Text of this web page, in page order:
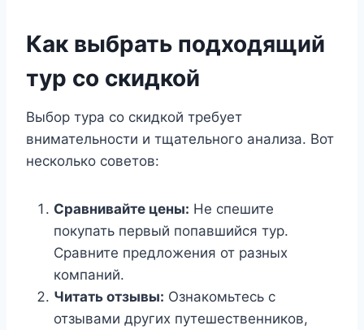
Как выбрать подходящий
тур со скидкой
Выбор тура со скидкой требует
внимательности и тщательного анализа. Вот
несколько советов:
Сравнивайте цены: Не спешите
покупать первый попавшийся тур.
Сравните предложения от разных
компаний.
Читать отзывы: Ознакомьтесь с
отзывами других путешественников,